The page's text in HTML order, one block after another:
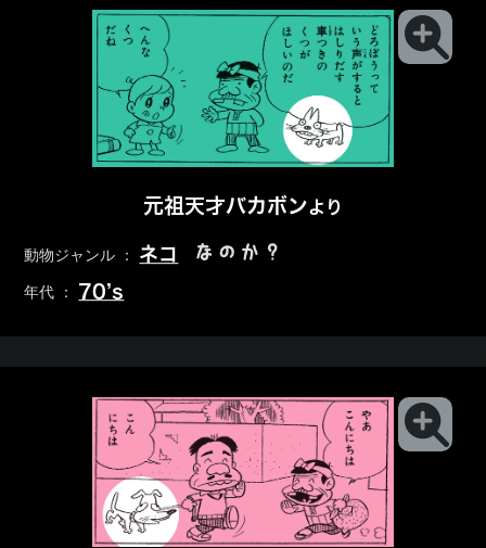
元祖天才バカボンより
動物ジャンル ： ネコ なのか？
年代 ： 70’s